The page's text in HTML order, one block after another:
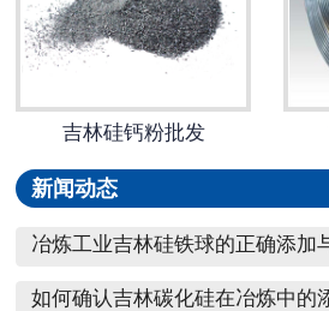
吉林硅钙粉批发
新闻动态